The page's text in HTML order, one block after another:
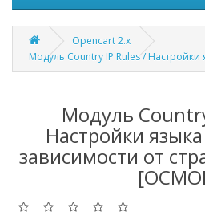
Opencart 2.x
Модуль Country IP Rules /
Модуль
Настройки
зависимости от